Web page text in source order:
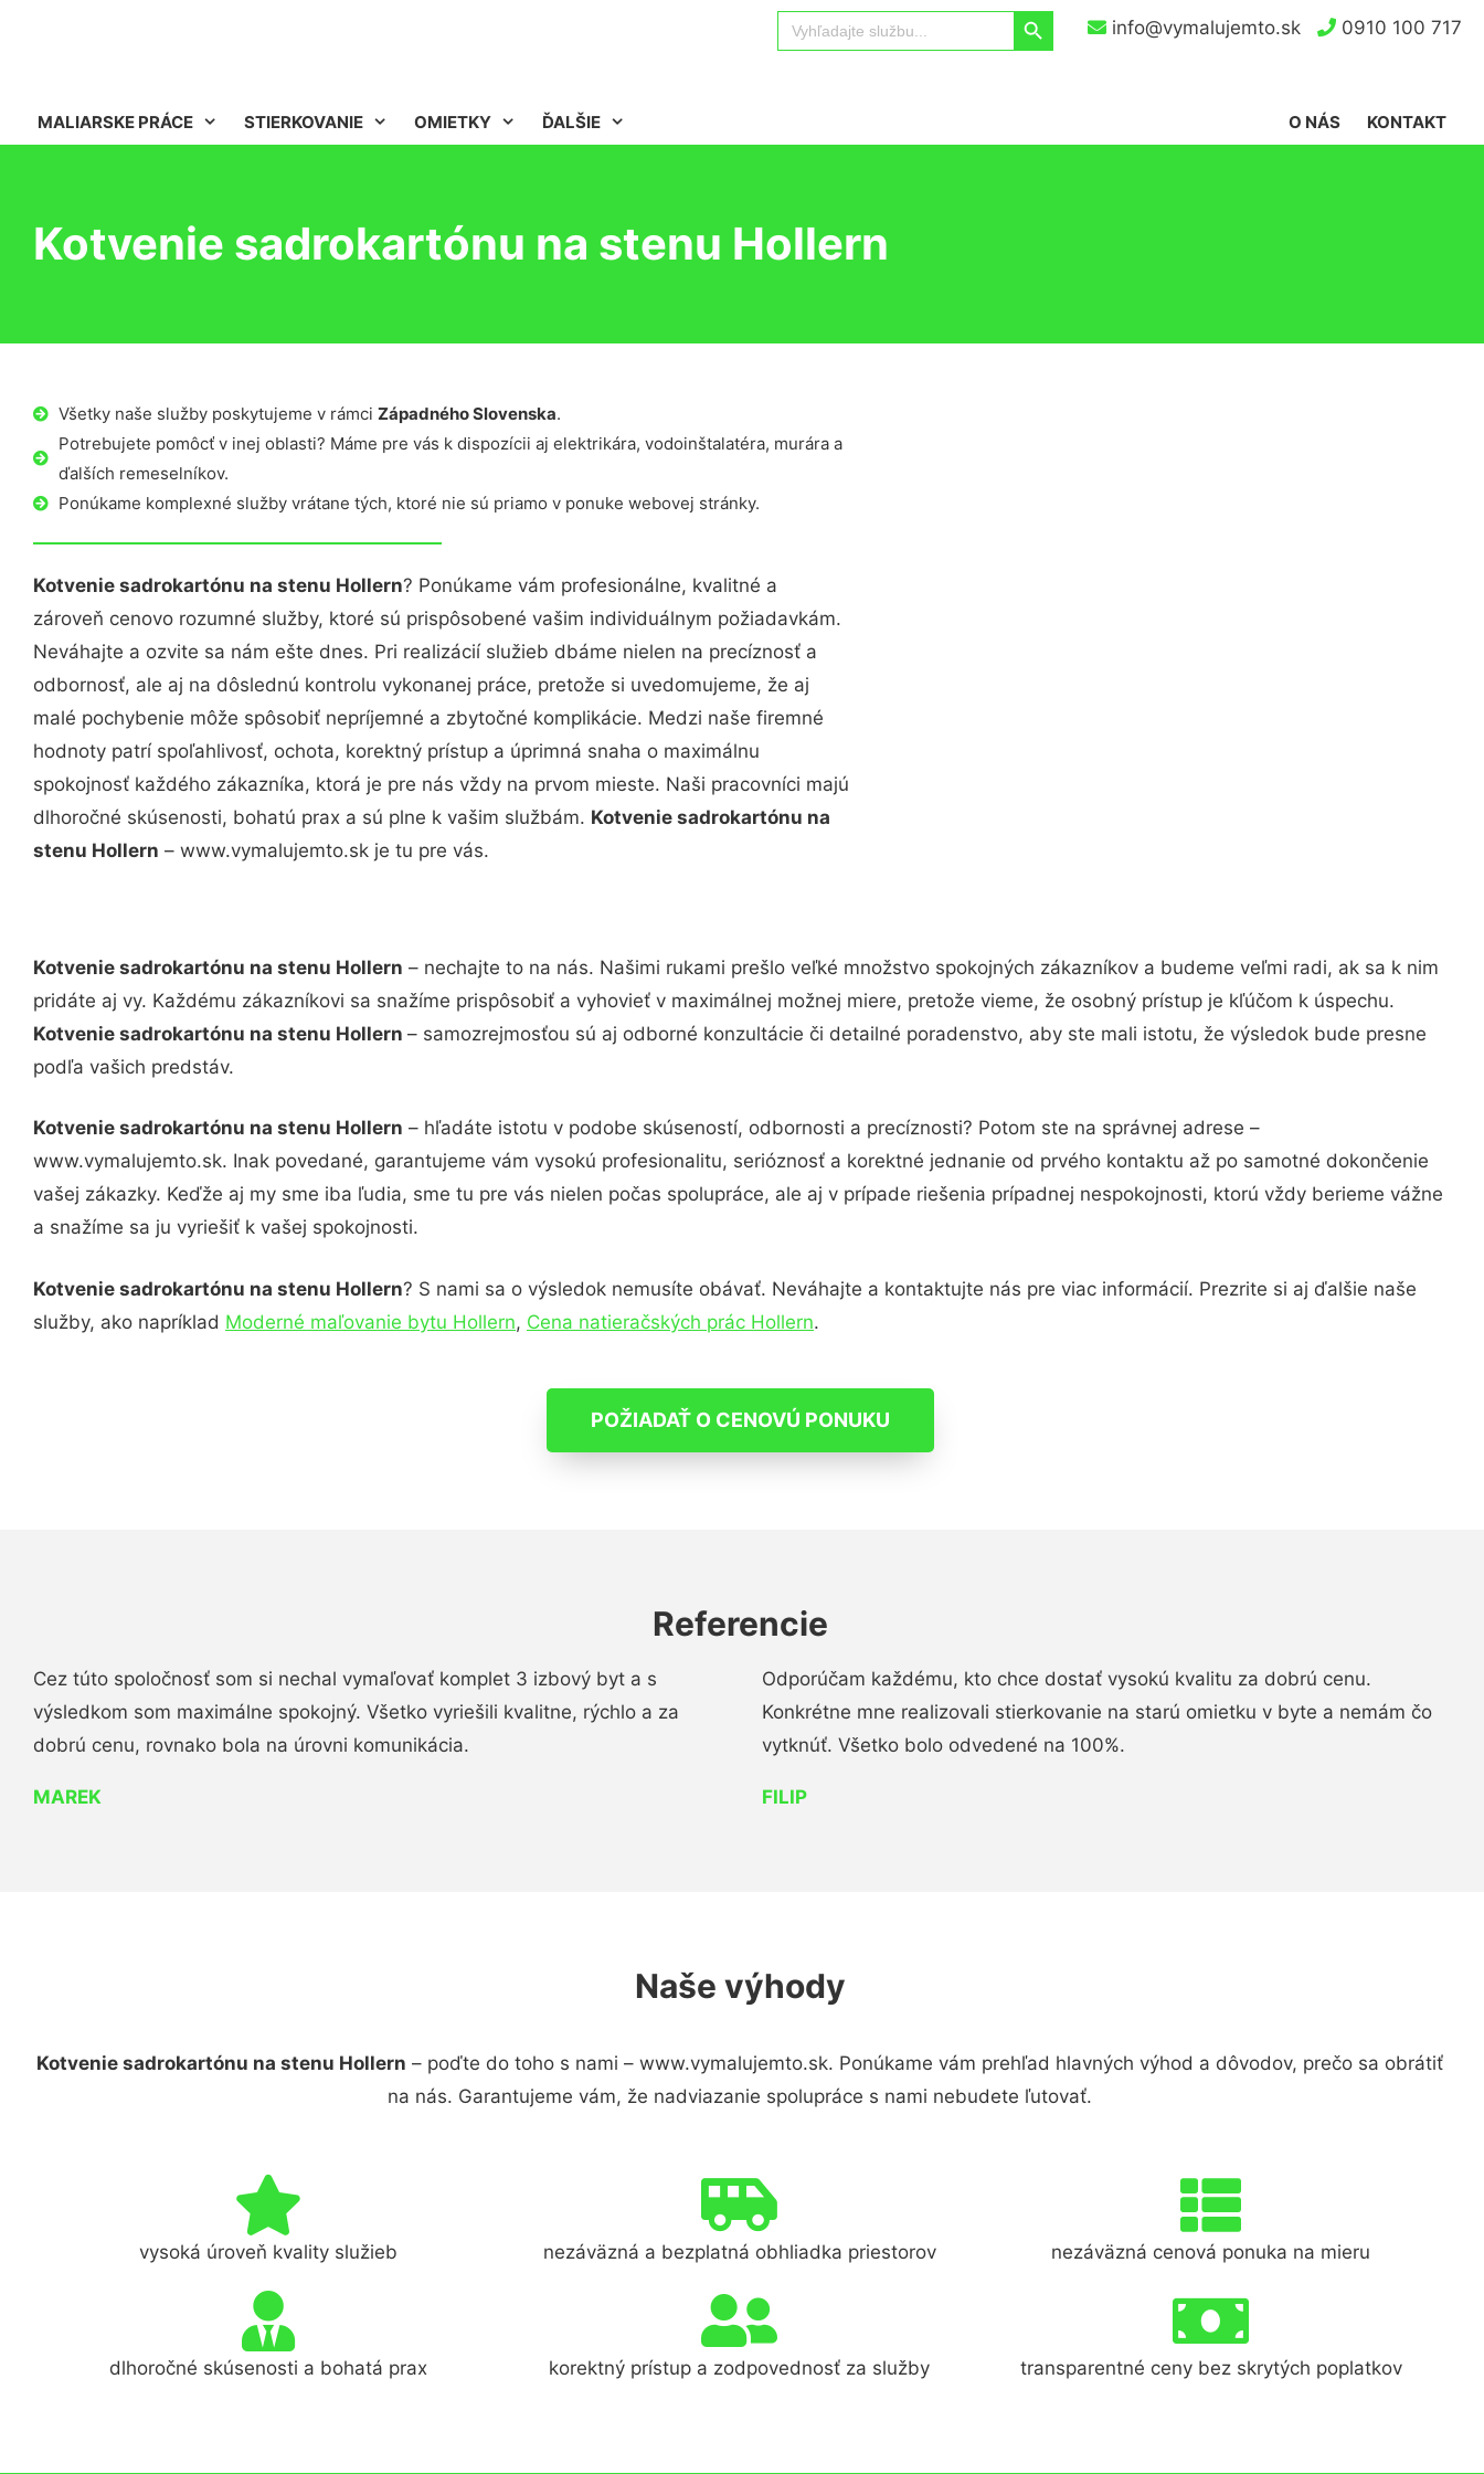
info@vymalujemto.sk 0910 100 717
Search
for:
Search Button
MALIARSKE PRÁCE STIERKOVANIE OMIETKY ĎALŠIE KONTAKT
O NÁS
Kotvenie sadrokartónu na stenu Hollern
Všetky naše služby poskytujeme v rámci Západného Slovenska.
Potrebujete pomôcť v inej oblasti? Máme pre vás k dispozícii aj elektrikára, vodoinštalatéra, murára a
ďalších remeselníkov.
Ponúkame komplexné služby vrátane tých, ktoré nie sú priamo v ponuke webovej stránky.
Kotvenie sadrokartónu na stenu Hollern? Ponúkame vám profesionálne, kvalitné a
zároveň cenovo rozumné služby, ktoré sú prispôsobené vašim individuálnym požiadavkám.
Neváhajte a ozvite sa nám ešte dnes. Pri realizácií služieb dbáme nielen na precíznosť a
odbornosť, ale aj na dôslednú kontrolu vykonanej práce, pretože si uvedomujeme, že aj
malé pochybenie môže spôsobiť nepríjemné a zbytočné komplikácie. Medzi naše firemné
hodnoty patrí spoľahlivosť, ochota, korektný prístup a úprimná snaha o maximálnu
spokojnosť každého zákazníka, ktorá je pre nás vždy na prvom mieste. Naši pracovníci majú
dlhoročné skúsenosti, bohatú prax a sú plne k vašim službám. Kotvenie sadrokartónu na
stenu Hollern – www.vymalujemto.sk je tu pre vás.
Kotvenie sadrokartónu na stenu Hollern – nechajte to na nás. Našimi rukami prešlo veľké množstvo spokojných zákazníkov a budeme veľmi radi, ak sa k nim
pridáte aj vy. Každému zákazníkovi sa snažíme prispôsobiť a vyhovieť v maximálnej možnej miere, pretože vieme, že osobný prístup je kľúčom k úspechu.
Kotvenie sadrokartónu na stenu Hollern – samozrejmosťou sú aj odborné konzultácie či detailné poradenstvo, aby ste mali istotu, že výsledok bude presne
podľa vašich predstáv.
Kotvenie sadrokartónu na stenu Hollern – hľadáte istotu v podobe skúseností, odbornosti a precíznosti? Potom ste na správnej adrese –
www.vymalujemto.sk. Inak povedané, garantujeme vám vysokú profesionalitu, serióznosť a korektné jednanie od prvého kontaktu až po samotné dokončenie
vašej zákazky. Keďže aj my sme iba ľudia, sme tu pre vás nielen počas spolupráce, ale aj v prípade riešenia prípadnej nespokojnosti, ktorú vždy berieme vážne
a snažíme sa ju vyriešiť k vašej spokojnosti.
Kotvenie sadrokartónu na stenu Hollern? S nami sa o výsledok nemusíte obávať. Neváhajte a kontaktujte nás pre viac informácií. Prezrite si aj ďalšie naše
služby, ako napríklad Moderné maľovanie bytu Hollern, Cena natieračských prác Hollern.
POŽIADAŤ O CENOVÚ PONUKU
Referencie
Cez túto spoločnosť som si nechal vymaľovať komplet 3 izbový byt a s
výsledkom som maximálne spokojný. Všetko vyriešili kvalitne, rýchlo a za
dobrú cenu, rovnako bola na úrovni komunikácia.
MAREK
Odporúčam každému, kto chce dostať vysokú kvalitu za dobrú cenu.
Konkrétne mne realizovali stierkovanie na starú omietku v byte a nemám čo
vytknúť. Všetko bolo odvedené na 100%.
FILIP
Naše výhody
Kotvenie sadrokartónu na stenu Hollern – poďte do toho s nami – www.vymalujemto.sk. Ponúkame vám prehľad hlavných výhod a dôvodov, prečo sa obrátiť
na nás. Garantujeme vám, že nadviazanie spolupráce s nami nebudete ľutovať.
vysoká úroveň kvality služieb nezáväzná a bezplatná obhliadka priestorov nezáväzná cenová ponuka na mieru
dlhoročné skúsenosti a bohatá prax korektný prístup a zodpovednosť za služby transparentné ceny bez skrytých poplatkov